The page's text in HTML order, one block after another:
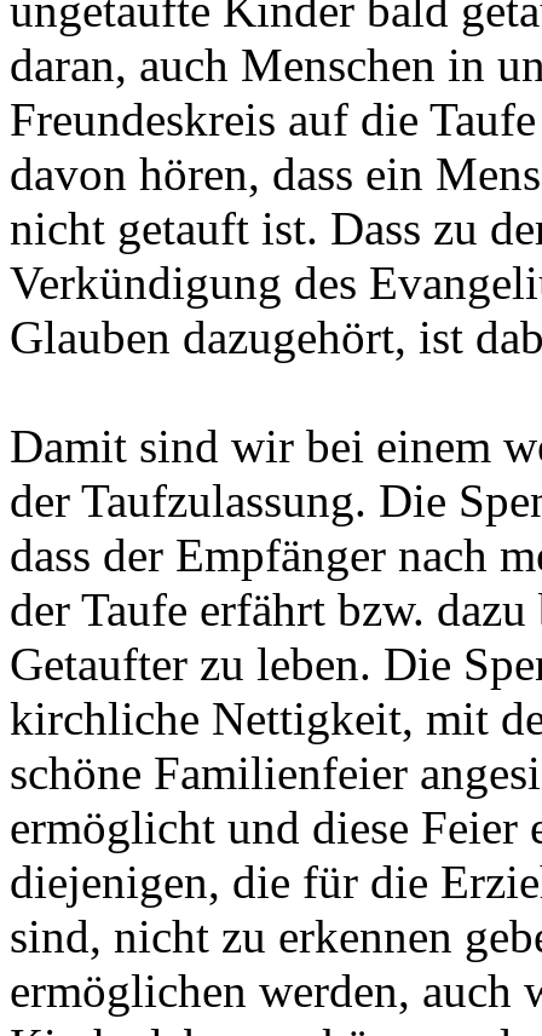
daran, auch Menschen in
Freundeskreis auf die
davon hören, dass ein
nicht getauft ist. Dass zu
Verkündigung des
Glauben dazugehört, ist
Damit sind wir bei einem
der Taufzulassung. Die
dass der Empfänger nach
der Taufe erfährt bzw.
Getaufter zu leben. Die
kirchliche Nettigkeit, mit
schöne Familienfeier
ermöglicht und diese
diejenigen, die für die
sind, nicht zu erkennen
ermöglichen werden, auch